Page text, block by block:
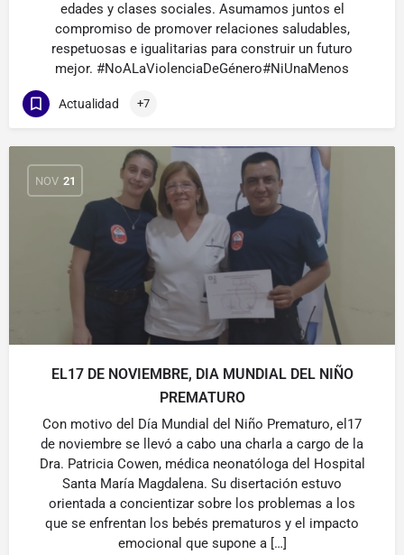
edades y clases sociales. Asumamos juntos el
compromiso de promover relaciones saludables,
respetuosas e igualitarias para construir un futuro
mejor. #NoALaViolenciaDeGénero#NiUnaMenos
Actualidad +7
NOV 21
EL17 DE NOVIEMBRE, DIA MUNDIAL DEL NIÑO
PREMATURO
Con motivo del Día Mundial del Niño Prematuro, el17
de noviembre se llevó a cabo una charla a cargo de la
Dra. Patricia Cowen, médica neonatóloga del Hospital
Santa María Magdalena. Su disertación estuvo
orientada a concientizar sobre los problemas a los
que se enfrentan los bebés prematuros y el impacto
emocional que supone a […]